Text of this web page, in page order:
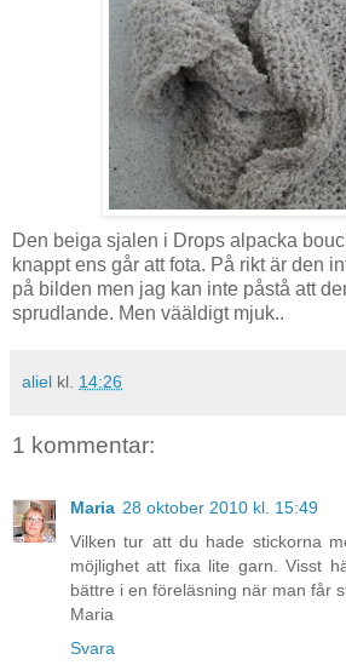
Den beiga sjalen i Drops alpacka
knappt ens går att fota. På rikt är den
på bilden men jag kan inte påstå att
sprudlande. Men vääldigt mjuk..
aliel kl. 14:26
1 kommentar:
Maria 28 oktober 2010 kl. 15:49
Vilken tur att du hade stickorna
möjlighet att fixa lite garn. Visst
bättre i en föreläsning när man får
Maria
Svara